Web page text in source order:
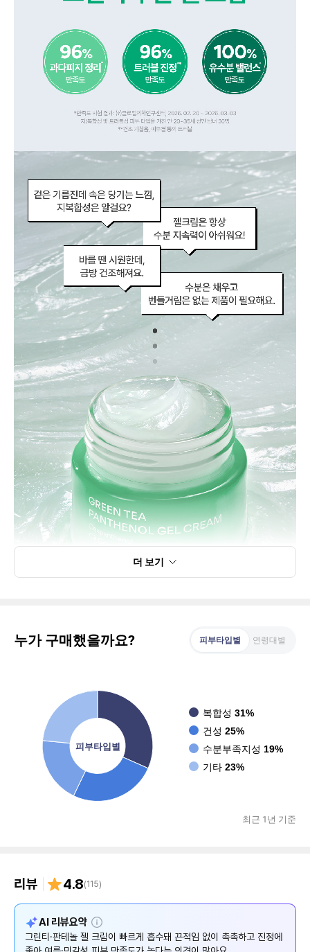
더 보기
누가 구매했을까요? 피부타입별 연령대별
피부타입별
복합성 31%
건성 25%
수분부족지성 19%
기타 23%
최근 1년 기준
리뷰 4.8(115)
AI 리뷰요약 설
명
그린티·판테놀 젤 크림이 빠르게 흡수돼 끈적임 없이 촉촉하고 진정에